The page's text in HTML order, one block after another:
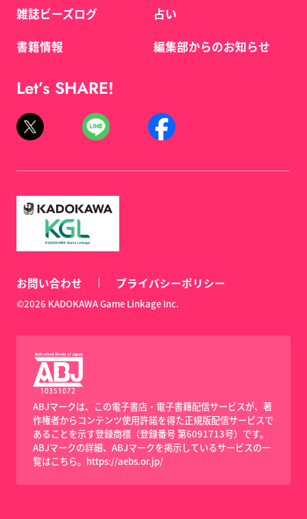
雑誌ビーズログ
書籍情報
占い
編集部からのお知らせ
Let’s SHARE!
お問い合わせ プライバシーポリシー
©2026 KADOKAWA Game Linkage Inc.
ABJマークは、この電子書店・電子書籍配信サービスが、著
作権者からコンテンツ使用許諾を得た正規版配信サービスで
あることを示す登録商標（登録番号 第6091713号）です。
ABJマークの詳細、ABJマークを掲示しているサービスの一
覧はこちら。 https://aebs.or.jp/